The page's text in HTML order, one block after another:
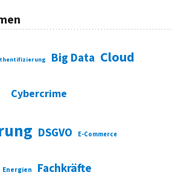
Big Data Cloud
Cybercrime
DSGVO E-Commerce
Energien Fachkräfte